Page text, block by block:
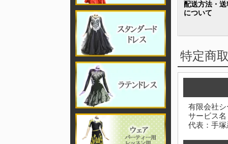
配送方法・送
について
特定商
有限会社シ
サービス
代表：手塚